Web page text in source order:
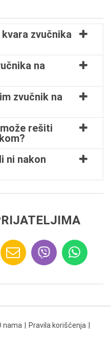
zvučnika
na
zvučnik na
rešiti
ni nakon
nama Pravila korišćenja